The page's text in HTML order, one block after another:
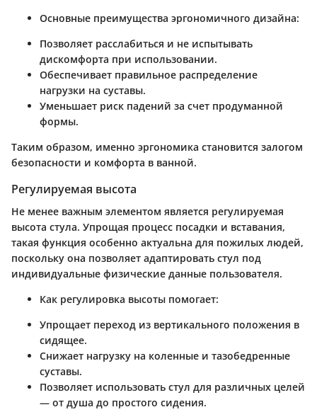
Основные преимущества эргономичного дизайна:
Позволяет расслабиться и не испытывать
дискомфорта при использовании.
Обеспечивает правильное распределение
нагрузки на суставы.
Уменьшает риск падений за счет продуманной
формы.
Таким образом, именно эргономика становится залогом
безопасности и комфорта в ванной.
Регулируемая высота
Не менее важным элементом является регулируемая
высота стула. Упрощая процесс посадки и вставания,
такая функция особенно актуальна для пожилых людей,
поскольку она позволяет адаптировать стул под
индивидуальные физические данные пользователя.
Как регулировка высоты помогает:
Упрощает переход из вертикального положения в
сидящее.
Снижает нагрузку на коленные и тазобедренные
суставы.
Позволяет использовать стул для различных целей
— от душа до простого сидения.